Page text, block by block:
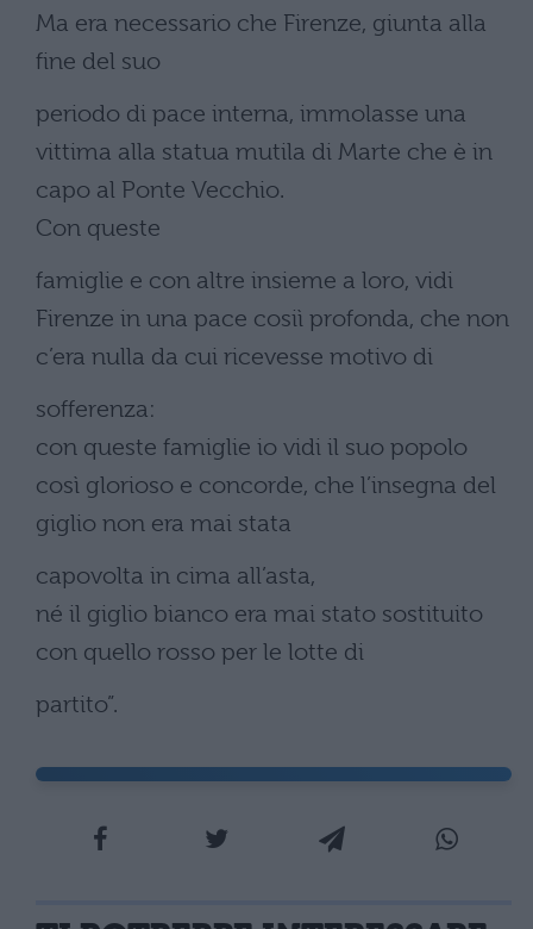
Ma era necessario che Firenze, giunta alla
fine del suo
periodo di pace interna, immolasse una
vittima alla statua mutila di Marte che è in
capo al Ponte Vecchio.
Con queste
famiglie e con altre insieme a loro, vidi
Firenze in una pace cosiì profonda, che non
c’era nulla da cui ricevesse motivo di
sofferenza:
con queste famiglie io vidi il suo popolo
così glorioso e concorde, che l’insegna del
giglio non era mai stata
capovolta in cima all’asta,
né il giglio bianco era mai stato sostituito
con quello rosso per le lotte di
partito”.